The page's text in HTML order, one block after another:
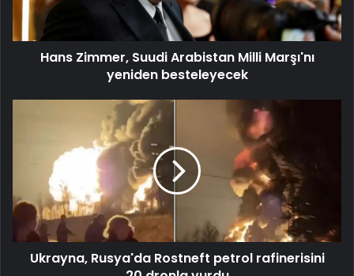
yeniden
besteleyecek
Hans Zimmer, Suudi Arabistan Milli Marşı'nı
yeniden besteleyecek
rafinerisini
dronla
vurdu
Ukrayna, Rusya'da Rostneft petrol rafinerisini